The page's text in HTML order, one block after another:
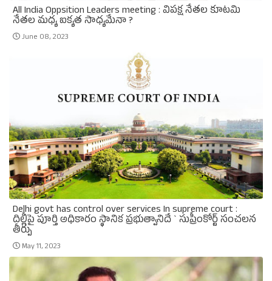
All India Oppsition Leaders meeting : విపక్ష నేతల కూటమి
నేతల మధ్య ఐక్యత సాధ్యమేనా ?
June 08, 2023
Delhi govt has control over services In supreme court :
దిల్లీపై పూర్తి అధికారం స్థానిక ప్రభుత్వానిదే ` సుప్రీంకోర్ట్‌ సంచలన
తీర్పు
May 11, 2023